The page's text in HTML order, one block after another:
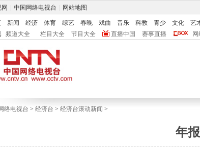
中国网络电视台 网站地图
新闻 经济 体育 综艺 春晚 戏曲 音乐 科教 青少 文化 艺
频道大全 栏目大全 节目大全 直播中国 赛事直播
络电视台 > 经济台 > 经济台滚动新闻 >
年